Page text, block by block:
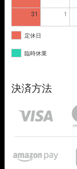
31 1
定休日
臨時休業
決済方法